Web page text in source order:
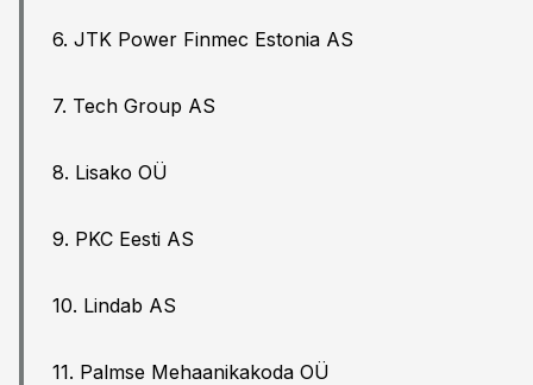
6. JTK Power Finmec Estonia AS
7. Tech Group AS
8. Lisako OÜ
9. PKC Eesti AS
10. Lindab AS
11. Palmse Mehaanikakoda OÜ